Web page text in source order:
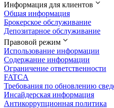
Информация для клиентов
Общая информация
Брокерское обслуживание
Депозитарное обслуживание
Правовой режим
Использование информации
Содержание информации
Ограничение ответственности
FATCA
Требования по обновлению
Инсайдерская информация
Антикоррупционная политика